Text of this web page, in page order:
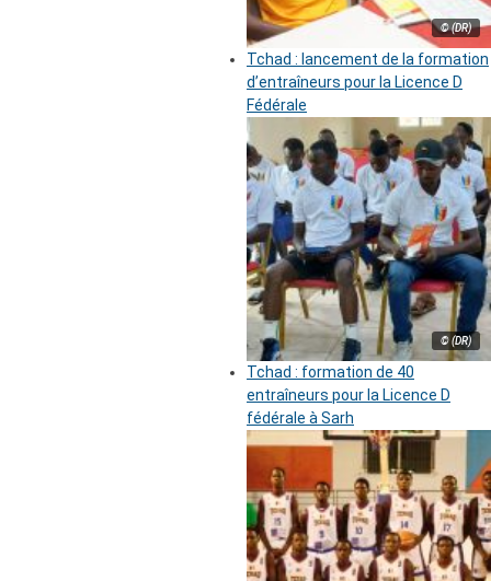
© (DR)
Tchad : lancement de la formation
d’entraîneurs pour la Licence D
Fédérale
© (DR)
Tchad : formation de 40
entraîneurs pour la Licence D
fédérale à Sarh